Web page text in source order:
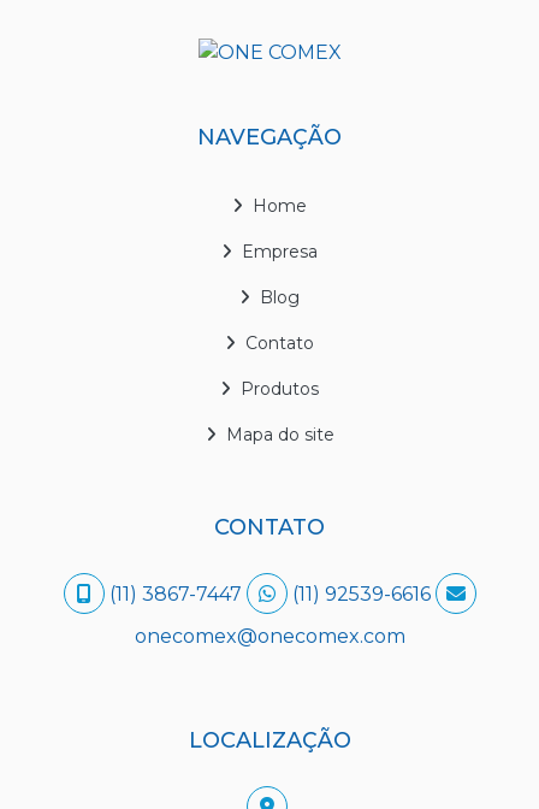
NAVEGAÇÃO
Home
Empresa
Blog
Contato
Produtos
Mapa do site
CONTATO
(11) 3867-7447
(11) 92539-6616
onecomex@onecomex.com
LOCALIZAÇÃO